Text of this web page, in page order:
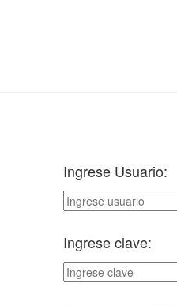
Ingrese Usuario:
Ingrese clave: